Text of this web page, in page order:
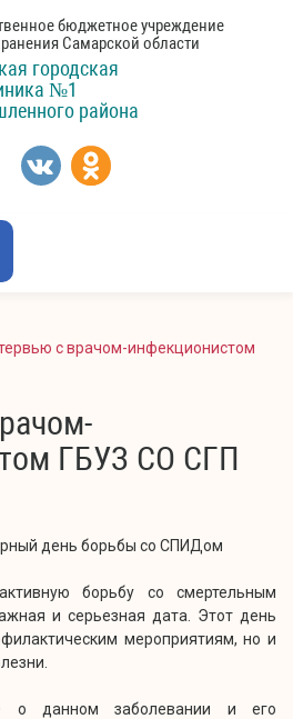
бюджетное учреждение
Самарской области
городская
№1
района
с врачом-инфекционистом
ГБУЗ СО СГП
день борьбы со СПИДом
борьбу со смертельным
и серьезная дата. Этот день
мероприятиям, но и
данном заболевании и его